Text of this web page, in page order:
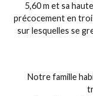
5,60 m et sa
précocement en
sur lesquelles se
Notre famille